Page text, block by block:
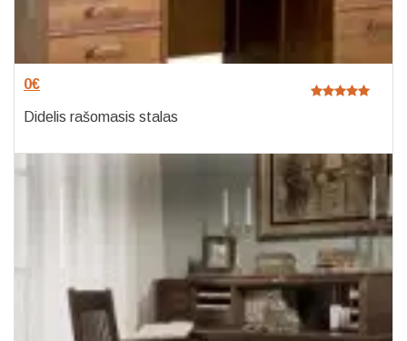
0€
Didelis rašomasis stalas